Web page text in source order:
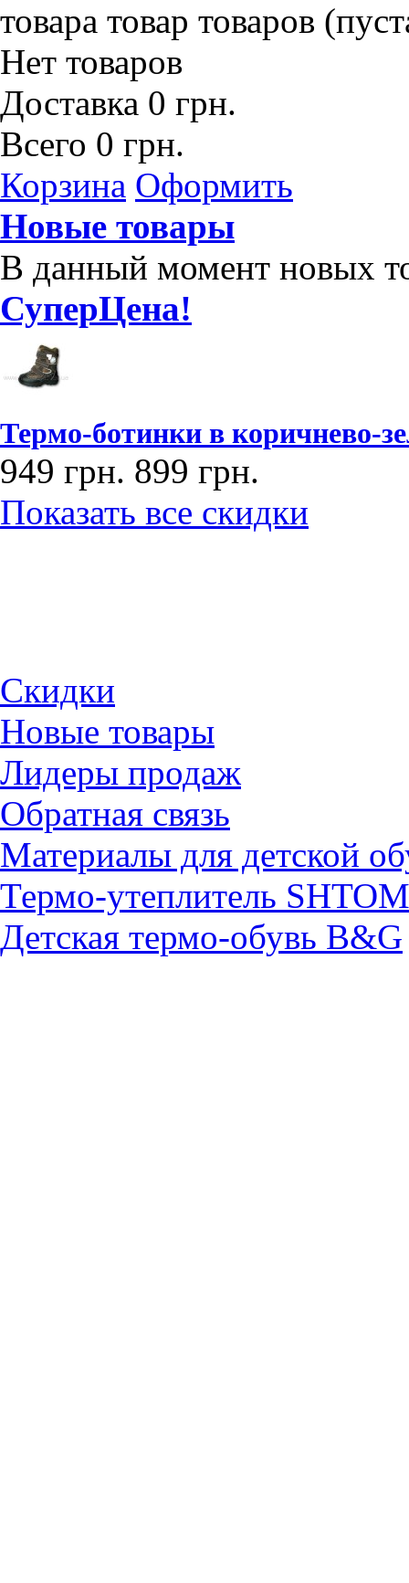
товара товар товаров
Нет товаров
Доставка 0 грн.
Всего 0 грн.
Корзина Оформить
Новые товары
В данный момент новых
СуперЦена!
Термо-ботинки в коричнево-
949 грн. 899 грн.
Показать все скидки
Скидки
Новые товары
Лидеры продаж
Обратная связь
Материалы для детской
Термо-утеплитель SHTOM
Детская термо-обувь B&G